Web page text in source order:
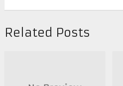
Related Posts